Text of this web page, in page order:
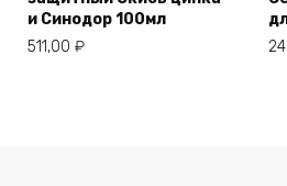
и Синодор 100мл
511,00 ₽